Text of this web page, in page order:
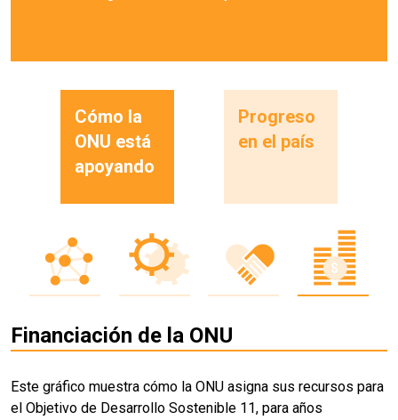
Cómo la
ONU está
apoyando
Progreso
en el país
Financiación de la ONU
Este gráfico muestra cómo la ONU asigna sus recursos para
el Objetivo de Desarrollo Sostenible 11, para años